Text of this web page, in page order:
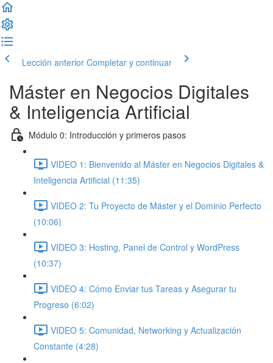
Lección anterior Completar y continuar
Máster en Negocios Digitales
& Inteligencia Artificial
Módulo 0: Introducción y primeros pasos
VIDEO 1: Bienvenido al Máster en Negocios Digitales &
Inteligencia Artificial (11:35)
VIDEO 2: Tu Proyecto de Máster y el Dominio Perfecto
(10:06)
VIDEO 3: Hosting, Panel de Control y WordPress
(10:37)
VIDEO 4: Cómo Enviar tus Tareas y Asegurar tu
Progreso (6:02)
VIDEO 5: Comunidad, Networking y Actualización
Constante (4:28)